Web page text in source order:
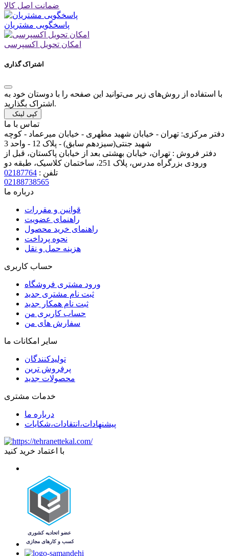
ضمانت اصل کالا
پاسخگویی مشتریان
امکان تحویل اکسپرسی
اشتراک گذاری
با استفاده از روش‌های زیر می‌توانید این صفحه را با دوستان خود به
اشتراک بگذارید.
کپی لینک
تماس با ما
دفتر مرکزی: تهران - خیابان شهید مطهری - خیابان میرعماد - کوچه
شهید جنتی(سیزدهم سابق) - پلاک 12 - واحد 3
دفتر فروش : تهران، خیابان بهشتی بعد از خیابان پاکستان، قبل از
ورودی بزرگراه مدرس، پلاک 251، ساختمان کلاسیک، طبقه دو
تلفن : 02187764
02188738565
درباره ما
قوانین و مقررات
راهنمای عضویت
راهنمای خرید محصول
نحوه پرداخت
هزینه حمل و نقل
حساب کاربری
ورود مشتری فروشگاه
ثبت نام مشتری جدید
ثبت نام همکار جدید
حساب کاربری من
سفارش های من
سایر امکانات ما
تولیدکنندگان
پرفروش ترین
محصولات جدید
خدمات مشتری
درباره ما
پیشنهادات،انتقادات،شکایات
با اعتماد خرید کنید